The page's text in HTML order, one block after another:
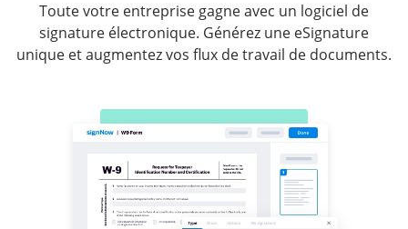
Toute votre entreprise gagne avec un logiciel de
signature électronique. Générez une eSignature
unique et augmentez vos flux de travail de documents.